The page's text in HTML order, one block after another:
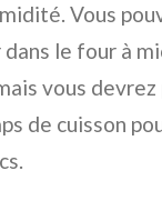
Vous
le four à
vous
de cuisson